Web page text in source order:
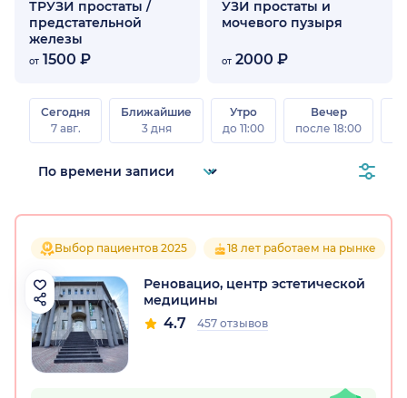
ТРУЗИ простаты /
предстательной
железы
от 1500 ₽
УЗИ простаты и
мочевого пузыря
от 2000 ₽
Сегодня
7 авг.
Ближайшие
3 дня
Утро
до 11:00
Вечер
после 18:00
Выбор пациентов 2025 18 лет работаем на рынке
Реновацио, центр эстетической
медицины
4.7 457 отзывов